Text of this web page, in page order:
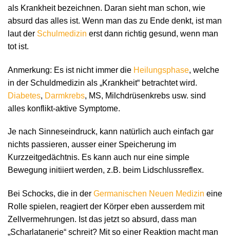
als Krankheit bezeichnen. Daran sieht man schon, wie
absurd das alles ist. Wenn man das zu Ende denkt, ist man
laut der Schulmedizin erst dann richtig gesund, wenn man
tot ist.
Anmerkung: Es ist nicht immer die Heilungsphase, welche
in der Schuldmedizin als „Krankheit“ betrachtet wird.
Diabetes, Darmkrebs, MS, Milchdrüsenkrebs usw. sind
alles konflikt-aktive Symptome.
Je nach Sinneseindruck, kann natürlich auch einfach gar
nichts passieren, ausser einer Speicherung im
Kurzzeitgedächtnis. Es kann auch nur eine simple
Bewegung initiiert werden, z.B. beim Lidschlussreflex.
Bei Schocks, die in der Germanischen Neuen Medizin eine
Rolle spielen, reagiert der Körper eben ausserdem mit
Zellvermehrungen. Ist das jetzt so absurd, dass man
„Scharlatanerie“ schreit? Mit so einer Reaktion macht man